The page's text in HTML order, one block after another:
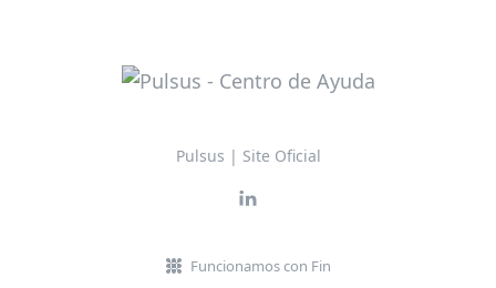
Pulsus | Site Oficial
Funcionamos con Fin